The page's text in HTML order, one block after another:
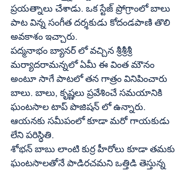
ప్రయత్నాలు చేశాడు. ఒక స్టేజ్‌ ప్రోగ్రాంలో బాలు
పాట విన్న సంగీత దర్శకుడు కోదండపాణి తొలి
అవకాశం ఇచ్చారు.
పద్మనాభం బ్యానర్‌ లో వచ్చిన శ్రీశ్రీశ్రీ
మర్యాదరామన్నలో ఏమీ ఈ వింత మౌనం
అంటూ సాగే పాటలో తన గాత్రం వినిపించారు
బాలు. బాలు, కృష్ణలు ప్రవేశించే సమయానికి
ఘంటసాల టాప్‌ పొజిషన్‌ లో ఉన్నారు.
ఆయనకు సమీపంలో కూడా మరో గాయకుడు
లేని పరిస్ధితి.
శోభన్‌ బాబు లాంటి కుర్ర హీరోలు కూడా తమకు
ఘంటసాలతోనే పాడిరచమని ఒత్తిడి తెస్తున్న